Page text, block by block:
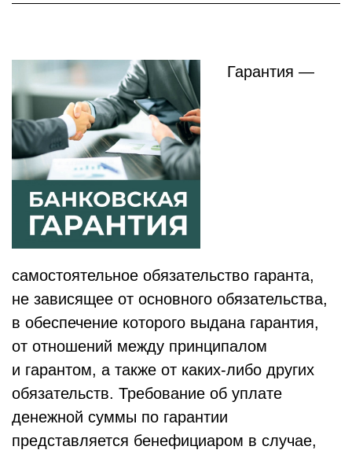
Гарантия —
самостоятельное обязательство гаранта,
не зависящее от основного обязательства,
в обеспечение которого выдана гарантия,
от отношений между принципалом
и гарантом, а также от каких-либо других
обязательств. Требование об уплате
денежной суммы по гарантии
представляется бенефициаром в случае,